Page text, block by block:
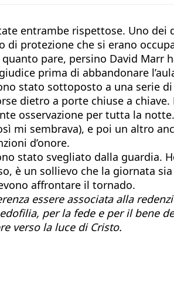
entrambe rispettose. Uno dei
protezione che si erano
pare, persino David Marr
prima di abbandonare
stato sottoposto a una serie
dietro a porte chiuse a
osservazione per tutta la
mi sembrava), e poi un altro
d’onore.
stato svegliato dalla guardia.
è un sollievo che la giornata
affrontare il tornado.
essere associata alla
per la fede e per il bene
verso la luce di Cristo.